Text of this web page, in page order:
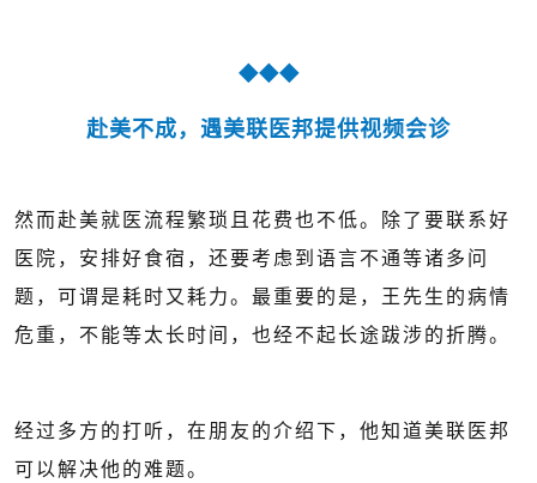
◆◆◆
赴美不成，遇美联医邦提供视频会诊
然而赴美就医流程繁琐且花费也不低。除了要联系好
医院，安排好食宿，还要考虑到语言不通等诸多问
题，可谓是耗时又耗力。最重要的是，王先生的病情
危重，不能等太长时间，也经不起长途跋涉的折腾。
经过多方的打听，在朋友的介绍下，他知道美联医邦
可以解决他的难题。